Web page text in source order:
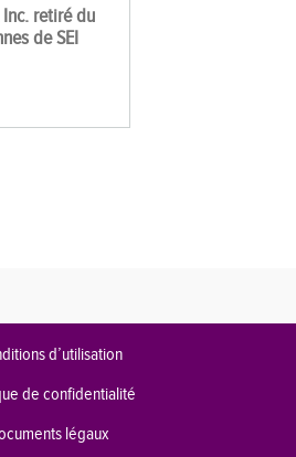
retiré du
de SEI
d’utilisation
de confidentialité
légaux